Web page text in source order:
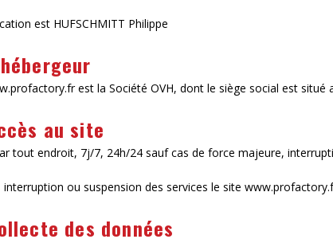
est HUFSCHMITT Philippe
est la Société OVH, dont le siège social est
au site
tout endroit, 7j/7, 24h/24 sauf cas de force majeure,
ou suspension des services le site
des données